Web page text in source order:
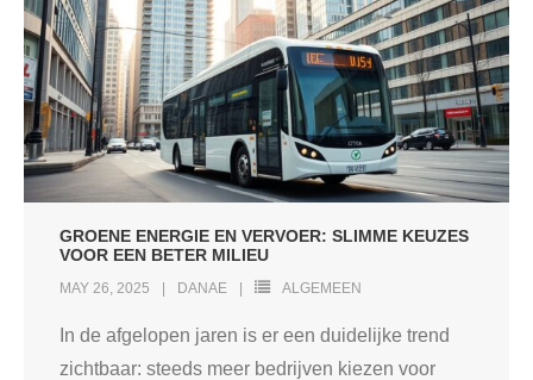
GROENE ENERGIE EN VERVOER: SLIMME KEUZES
VOOR EEN BETER MILIEU
MAY 26, 2025 DANAE ALGEMEEN
In de afgelopen jaren is er een duidelijke trend
zichtbaar: steeds meer bedrijven kiezen voor